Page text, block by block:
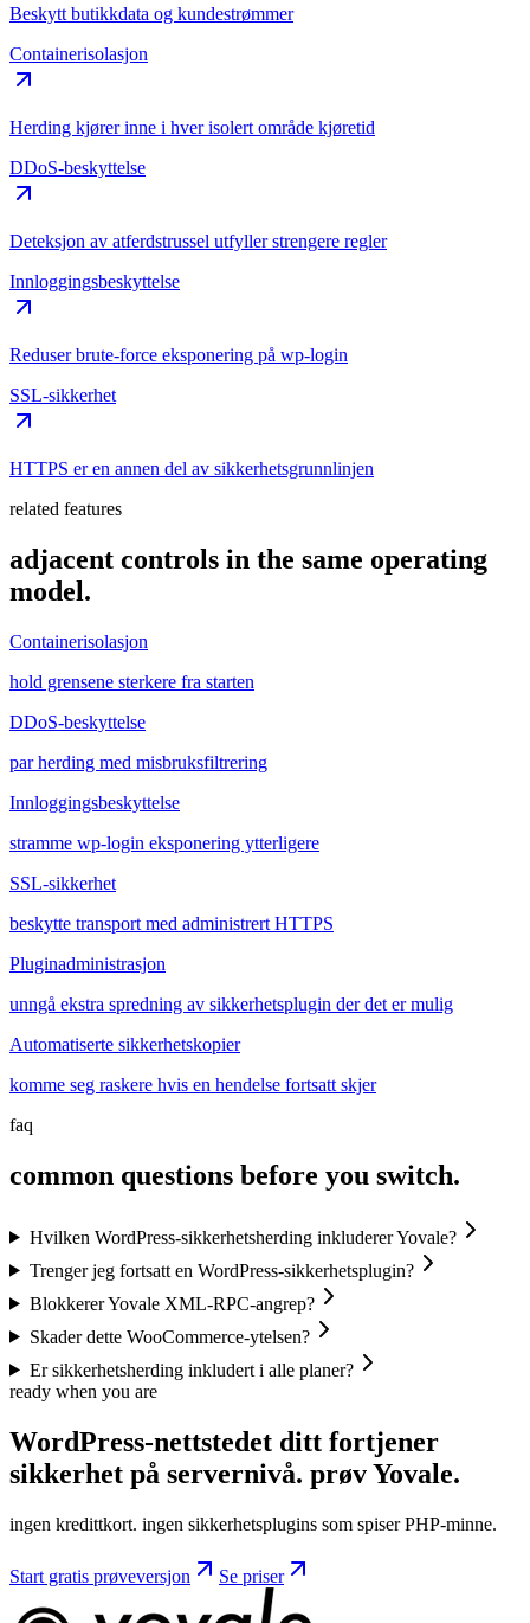
Beskytt butikkdata og kundestrømmer
Containerisolasjon
Herding kjører inne i hver isolert område kjøretid
DDoS-beskyttelse
Deteksjon av atferdstrussel utfyller strengere regler
Innloggingsbeskyttelse
Reduser brute-force eksponering på wp-login
SSL-sikkerhet
HTTPS er en annen del av sikkerhetsgrunnlinjen
related features
adjacent controls in the same operating
model.
Containerisolasjon
hold grensene sterkere fra starten
DDoS-beskyttelse
par herding med misbruksfiltrering
Innloggingsbeskyttelse
stramme wp-login eksponering ytterligere
SSL-sikkerhet
beskytte transport med administrert HTTPS
Pluginadministrasjon
unngå ekstra spredning av sikkerhetsplugin der det er mulig
Automatiserte sikkerhetskopier
komme seg raskere hvis en hendelse fortsatt skjer
faq
common questions before you switch.
Hvilken WordPress-sikkerhetsherding inkluderer Yovale?
Trenger jeg fortsatt en WordPress-sikkerhetsplugin?
Blokkerer Yovale XML-RPC-angrep?
Skader dette WooCommerce-ytelsen?
Er sikkerhetsherding inkludert i alle planer?
ready when you are
WordPress-nettstedet ditt fortjener
sikkerhet på servernivå. prøvYovale.
ingen kredittkort. ingen sikkerhetsplugins som spiser PHP-minne.
Start gratis prøveversjon Se priser